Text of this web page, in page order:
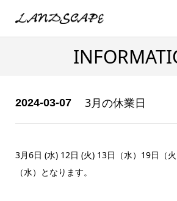
2024-03-07 3月の休業日
3月6日 (水) 12日 (火) 13日（水）19日（
（水）となります。